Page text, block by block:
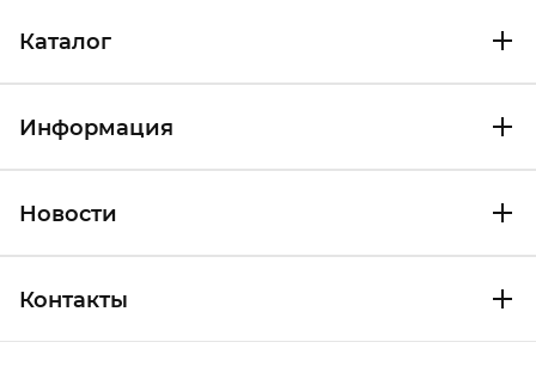
Каталог
Информация
Новости
Контакты